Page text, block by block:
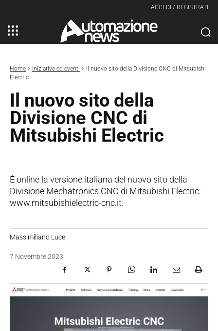
ACCEDI / REGISTRATI
Home Iniziative ed eventi
Il nuovo sito della Divisione CNC di Mitsubishi
Electric
Il nuovo sito della
Divisione CNC di
Mitsubishi Electric
È online la versione italiana del nuovo sito della
Divisione Mechatronics CNC di Mitsubishi Electric:
www.mitsubishielectric-cnc.it.
Massimiliano Luce
7 Novembre 2023